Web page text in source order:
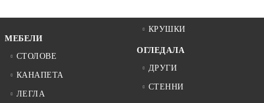
МЕБЕЛИ
СТОЛОВЕ
КАНАПЕТА
ЛЕГЛА
КРУШКИ
ОГЛЕДАЛА
ДРУГИ
СТЕННИ